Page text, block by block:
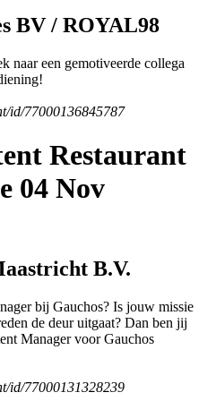
BV / ROYAL98
naar een gemotiveerde collega
Restaurant
04 Nov
B.V.
bij Gauchos? Is jouw missie
de deur uitgaat? Dan ben jij
Manager voor Gauchos